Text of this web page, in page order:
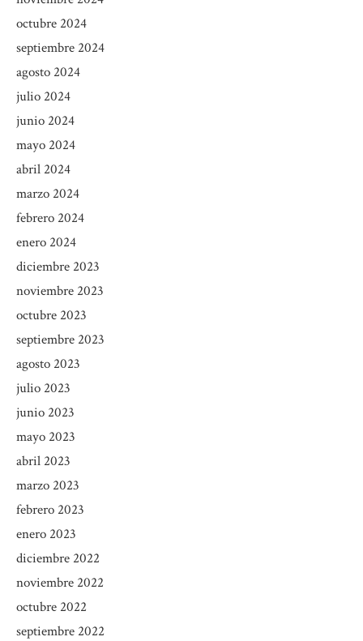
octubre 2024
septiembre 2024
agosto 2024
julio 2024
junio 2024
mayo 2024
abril 2024
marzo 2024
febrero 2024
enero 2024
diciembre 2023
noviembre 2023
octubre 2023
septiembre 2023
agosto 2023
julio 2023
junio 2023
mayo 2023
abril 2023
marzo 2023
febrero 2023
enero 2023
diciembre 2022
noviembre 2022
octubre 2022
septiembre 2022